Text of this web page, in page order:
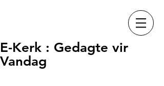
E-Kerk : Gedagte vir
Vandag